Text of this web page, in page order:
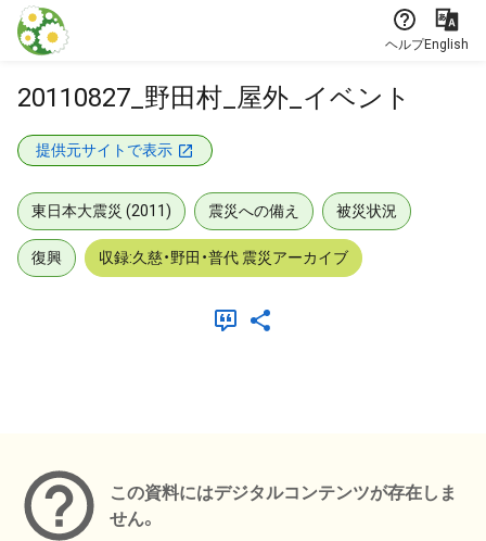
本文に飛ぶ
ヘルプEnglish
20110827_野田村_屋外_イベント
提供元サイトで表示
東日本大震災 (2011) 震災への備え 被災状況
復興 収録:久慈・野田・普代 震災アーカイブ
この資料にはデジタルコンテンツが存在しま
せん。